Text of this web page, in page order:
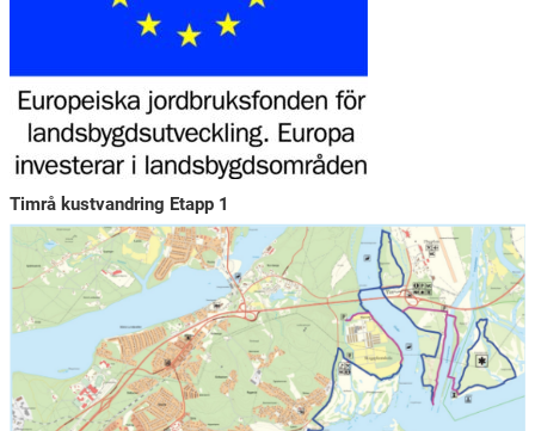
Timrå kustvandring Etapp 1